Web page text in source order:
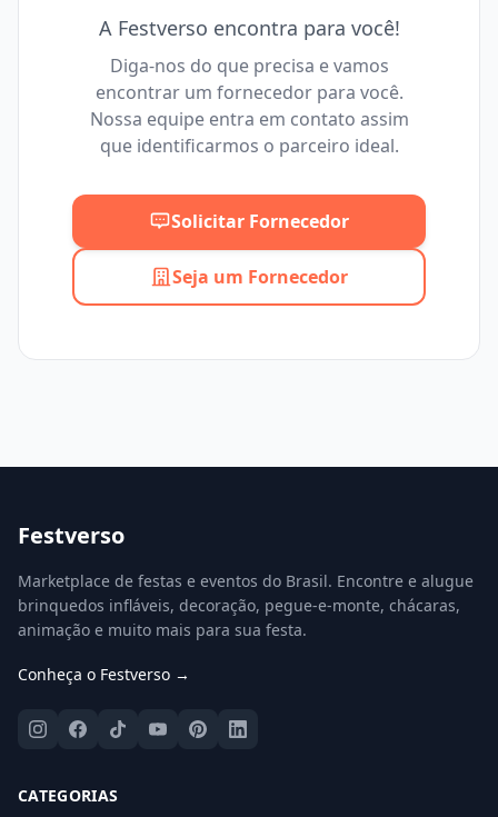
Máximo
A Festverso encontra para você!
Diga-nos do que precisa e vamos
encontrar um fornecedor para você.
Nossa equipe entra em contato assim
que identificarmos o parceiro ideal.
Solicitar Fornecedor
Seja um Fornecedor
Festverso
Marketplace de festas e eventos do Brasil. Encontre e alugue
brinquedos infláveis, decoração, pegue-e-monte, chácaras,
animação e muito mais para sua festa.
Conheça o Festverso →
CATEGORIAS